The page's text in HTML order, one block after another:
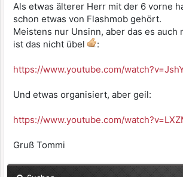
Als etwas älterer Herr mit der 6 vorne
schon etwas von Flashmob gehört.
Meistens nur Unsinn, aber das es auch
ist das nicht übel
:
https://www.youtube.com/
Und etwas organisiert, aber geil:
https://www.youtube.com/
Gruß Tommi